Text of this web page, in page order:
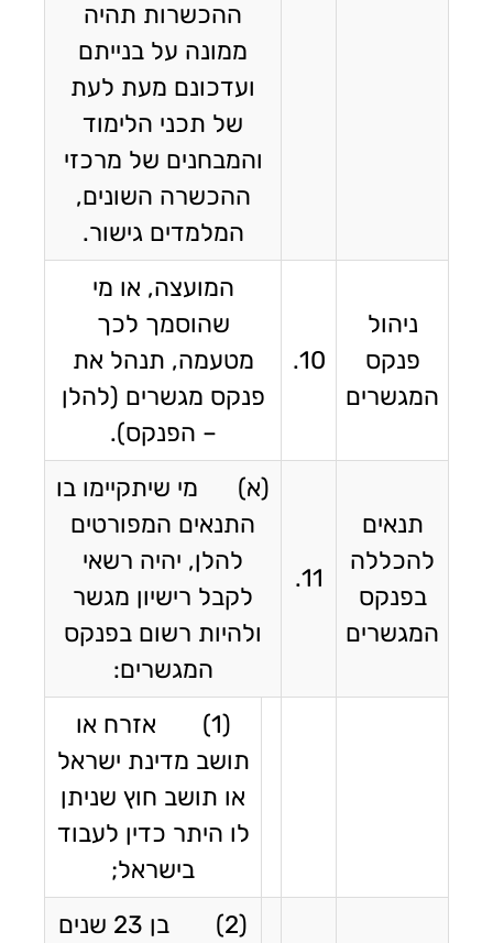
ההכשרות תהיה
ממונה על בנייתם
ועדכונם מעת לעת
של תכני הלימוד
והמבחנים של מרכזי
ההכשרה השונים,
המלמדים גישור.
ניהול
פנקס
המגשרים
10.
המועצה, או מי
שהוסמך לכך
מטעמה, תנהל את
פנקס מגשרים (להלן
– הפנקס).
תנאים
להכללה
בפנקס
המגשרים
11.
(א) מי שיתקיימו בו
התנאים המפורטים
להלן, יהיה רשאי
לקבל רישיון מגשר
ולהיות רשום בפנקס
המגשרים:
(1) אזרח או
תושב מדינת ישראל
או תושב חוץ שניתן
לו היתר כדין לעבוד
בישראל;
(2) בן 23 שנים